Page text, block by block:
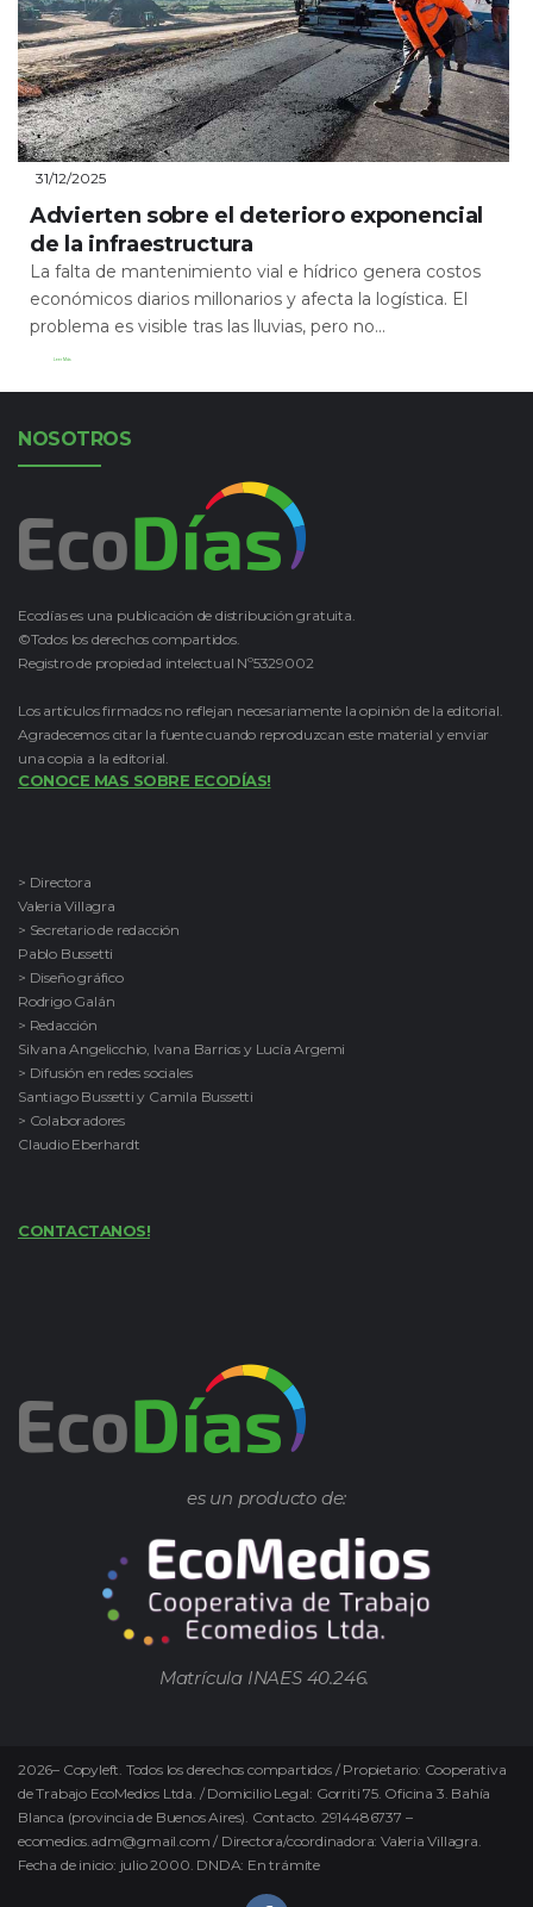
31/12/2025
Advierten sobre el deterioro exponencial
de la infraestructura
La falta de mantenimiento vial e hídrico genera costos
económicos diarios millonarios y afecta la logística. El
problema es visible tras las lluvias, pero no...
Leer Más
NOSOTROS
Ecodías es una publicación de distribución gratuita.
©Todos los derechos compartidos.
Registro de propiedad intelectual Nº5329002
Los artículos firmados no reflejan necesariamente la opinión de la editorial.
Agradecemos citar la fuente cuando reproduzcan este material y enviar
una copia a la editorial.
CONOCE MAS SOBRE ECODÍAS!
> Directora
Valeria Villagra
> Secretario de redacción
Pablo Bussetti
> Diseño gráfico
Rodrigo Galán
> Redacción
Silvana Angelicchio, Ivana Barrios y Lucía Argemi
> Difusión en redes sociales
Santiago Bussetti y Camila Bussetti
> Colaboradores
Claudio Eberhardt
CONTACTANOS!
es un producto de:
Matrícula INAES 40.246.
2026– Copyleft. Todos los derechos compartidos / Propietario: Cooperativa
de Trabajo EcoMedios Ltda. / Domicilio Legal: Gorriti 75. Oficina 3. Bahía
Blanca (provincia de Buenos Aires). Contacto. 2914486737 –
ecomedios.adm@gmail.com / Directora/coordinadora: Valeria Villagra.
Fecha de inicio: julio 2000. DNDA: En trámite